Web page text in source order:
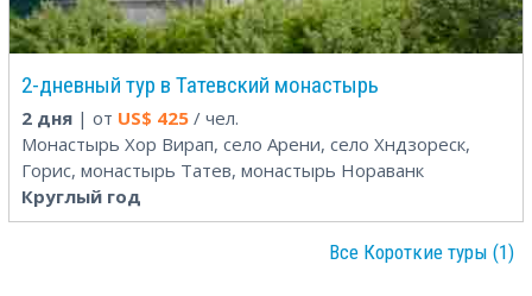
2-дневный тур в Татевский монастырь
2 дня | от US$ 425 / чел.
Монастырь Хор Вирап, село Арени, село Хндзореск,
Горис, монастырь Татев, монастырь Нораванк
Круглый год
Все Короткие туры (1)